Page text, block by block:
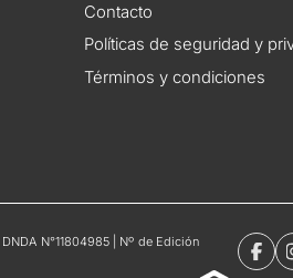
Contacto
Políticas de seguridad y
Términos y condiciones
N°11804985 | Nº de Edición